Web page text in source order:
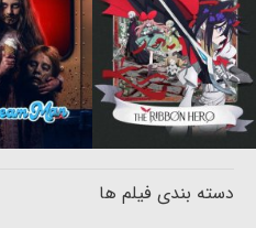
دسته بندی فیلم ها